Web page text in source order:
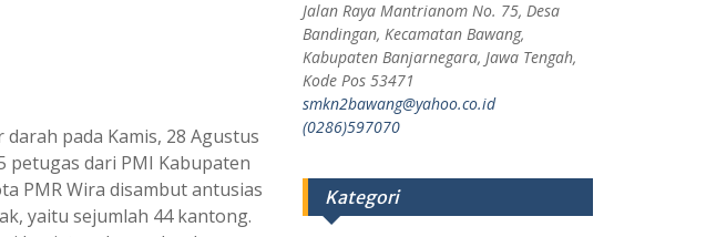
pada Kamis, 28 Agustus
petugas dari PMI Kabupaten
PMR Wira disambut antusias
yaitu sejumlah 44 kantong.
Jalan Raya Mantrianom No. 75, Desa
Bandingan, Kecamatan Bawang,
Kabupaten Banjarnegara, Jawa Tengah,
Kode Pos 53471
smkn2bawang@yahoo.co.id
(0286)597070
Kategori